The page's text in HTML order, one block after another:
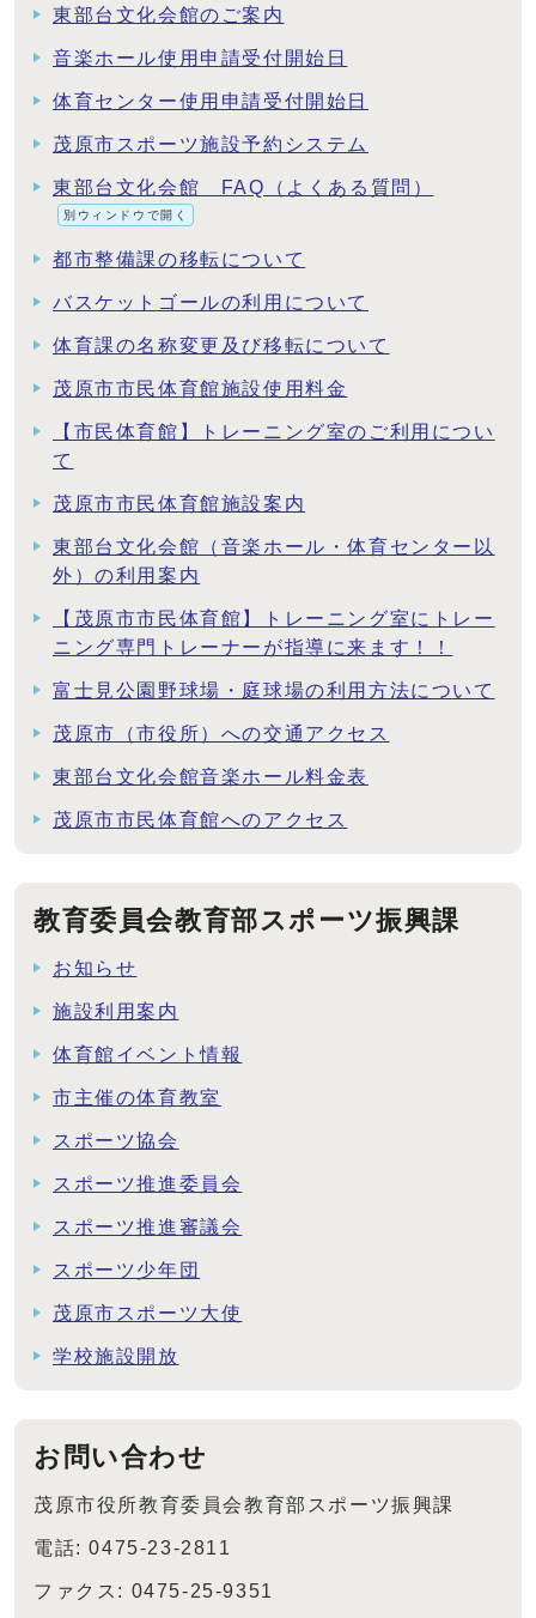
東部台文化会館のご案内
音楽ホール使用申請受付開始日
体育センター使用申請受付開始日
茂原市スポーツ施設予約システム
東部台文化会館 FAQ（よくある質問）
別ウィンドウで開く
都市整備課の移転について
バスケットゴールの利用について
体育課の名称変更及び移転について
茂原市市民体育館施設使用料金
【市民体育館】トレーニング室のご利用につい
て
茂原市市民体育館施設案内
東部台文化会館（音楽ホール・体育センター以
外）の利用案内
【茂原市市民体育館】トレーニング室にトレー
ニング専門トレーナーが指導に来ます！！
富士見公園野球場・庭球場の利用方法について
茂原市（市役所）への交通アクセス
東部台文化会館音楽ホール料金表
茂原市市民体育館へのアクセス
教育委員会教育部スポーツ振興課
お知らせ
施設利用案内
体育館イベント情報
市主催の体育教室
スポーツ協会
スポーツ推進委員会
スポーツ推進審議会
スポーツ少年団
茂原市スポーツ大使
学校施設開放
お問い合わせ
茂原市役所教育委員会教育部スポーツ振興課
電話: 0475-23-2811
ファクス: 0475-25-9351